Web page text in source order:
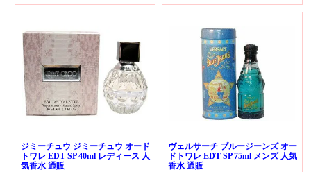
ジミーチュウ ジミーチュウ オード
トワレ EDT SP 40ml レディース 人
気香水 通販
ヴェルサーチ ブルージーンズ オー
ドトワレ EDT SP 75ml メンズ 人気
香水 通販